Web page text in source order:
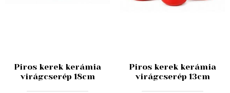
Piros kerek kerámia
virágcserép 18cm
Piros kerek kerámia
virágcserép 13cm